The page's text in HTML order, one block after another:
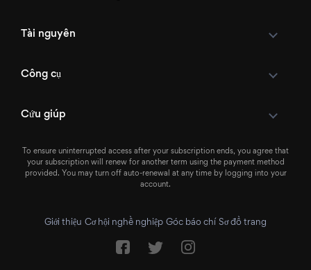
Tài nguyên
Công cụ
Cứu giúp
To ensure uninterrupted access after your subscription ends, you agree that
your subscription will renew for another term using the payment method
provided. You may turn off auto-renewal at any time by logging into your
account.
Giới thiệu Cơ hội nghề nghiệp Góc báo chí Sơ đồ trang